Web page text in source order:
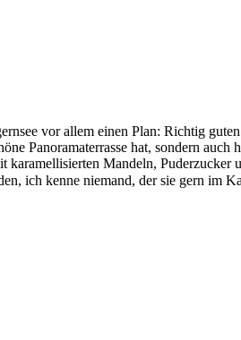
vor allem einen Plan: Richtig
Panoramaterrasse hat, sondern
karamellisierten Mandeln,
ich kenne niemand, der sie gern